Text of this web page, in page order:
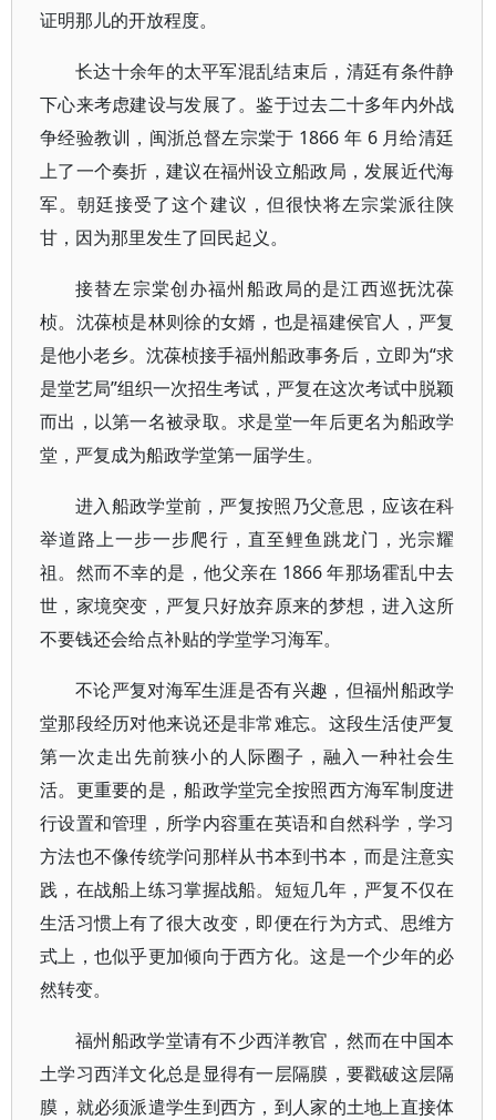
证明那儿的开放程度。
长达十余年的太平军混乱结束后，清廷有条件静
下心来考虑建设与发展了。鉴于过去二十多年内外战
争经验教训，闽浙总督左宗棠于 1866 年 6 月给清廷
上了一个奏折，建议在福州设立船政局，发展近代海
军。朝廷接受了这个建议，但很快将左宗棠派往陕
甘，因为那里发生了回民起义。
接替左宗棠创办福州船政局的是江西巡抚沈葆
桢。沈葆桢是林则徐的女婿，也是福建侯官人，严复
是他小老乡。沈葆桢接手福州船政事务后，立即为“求
是堂艺局”组织一次招生考试，严复在这次考试中脱颖
而出，以第一名被录取。求是堂一年后更名为船政学
堂，严复成为船政学堂第一届学生。
进入船政学堂前，严复按照乃父意思，应该在科
举道路上一步一步爬行，直至鲤鱼跳龙门，光宗耀
祖。然而不幸的是，他父亲在 1866 年那场霍乱中去
世，家境突变，严复只好放弃原来的梦想，进入这所
不要钱还会给点补贴的学堂学习海军。
不论严复对海军生涯是否有兴趣，但福州船政学
堂那段经历对他来说还是非常难忘。这段生活使严复
第一次走出先前狭小的人际圈子，融入一种社会生
活。更重要的是，船政学堂完全按照西方海军制度进
行设置和管理，所学内容重在英语和自然科学，学习
方法也不像传统学问那样从书本到书本，而是注意实
践，在战船上练习掌握战船。短短几年，严复不仅在
生活习惯上有了很大改变，即便在行为方式、思维方
式上，也似乎更加倾向于西方化。这是一个少年的必
然转变。
福州船政学堂请有不少西洋教官，然而在中国本
土学习西洋文化总是显得有一层隔膜，要戳破这层隔
膜，就必须派遣学生到西方，到人家的土地上直接体